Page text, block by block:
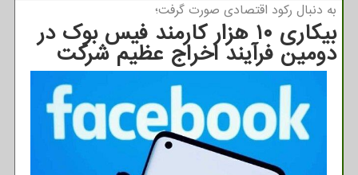
به دنبال ركود اقتصادی صورت گرفت؛
بیکاری ۱۰ هزار کارمند فیس بوک در
دومین فرآیند اخراج عظیم شرکت